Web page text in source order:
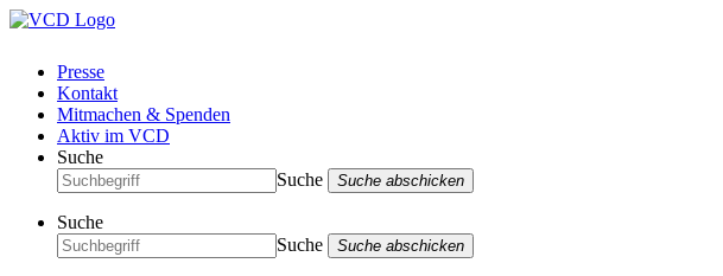
Presse
Kontakt
Mitmachen & Spenden
Aktiv im VCD
Suche
Suche
Suche abschicken
Suche
Suche
Suche abschicken